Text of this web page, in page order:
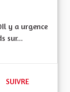
y a urgence
sur...
54 ABONNÉS
SUIVRE